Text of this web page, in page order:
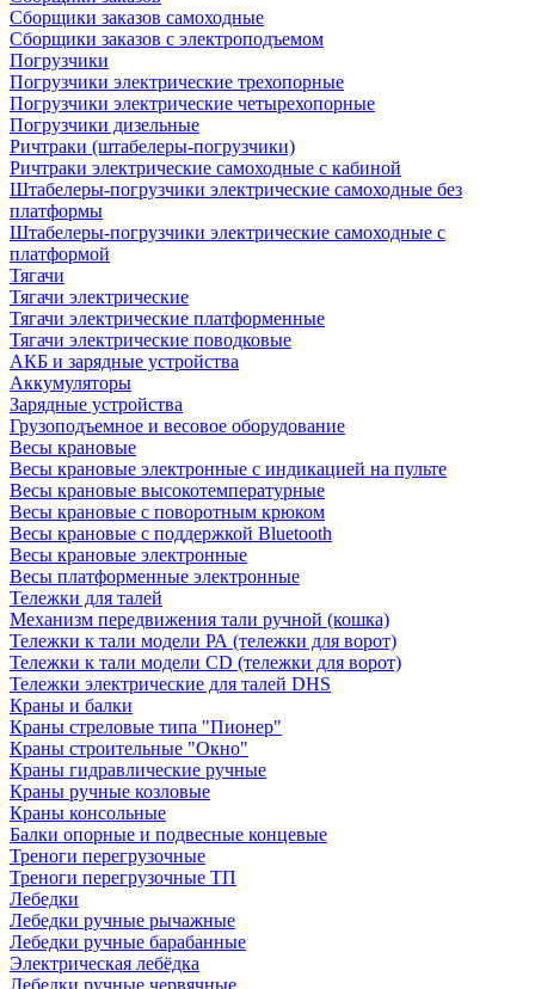
Сборщики заказов самоходные
Сборщики заказов с электроподъемом
Погрузчики
Погрузчики электрические трехопорные
Погрузчики электрические четырехопорные
Погрузчики дизельные
Ричтраки (штабелеры-погрузчики)
Ричтраки электрические самоходные с кабиной
Штабелеры-погрузчики электрические самоходные без
платформы
Штабелеры-погрузчики электрические самоходные с
платформой
Тягачи
Тягачи электрические
Тягачи электрические платформенные
Тягачи электрические поводковые
АКБ и зарядные устройства
Аккумуляторы
Зарядные устройства
Грузоподъемное и весовое оборудование
Весы крановые
Весы крановые электронные с индикацией на пульте
Весы крановые высокотемпературные
Весы крановые с поворотным крюком
Весы крановые с поддержкой Bluetooth
Весы крановые электронные
Весы платформенные электронные
Тележки для талей
Механизм передвижения тали ручной (кошка)
Тележки к тали модели РА (тележки для ворот)
Тележки к тали модели CD (тележки для ворот)
Тележки электрические для талей DHS
Краны и балки
Краны стреловые типа "Пионер"
Краны строительные "Окно"
Краны гидравлические ручные
Краны ручные козловые
Краны консольные
Балки опорные и подвесные концевые
Треноги перегрузочные
Треноги перегрузочные ТП
Лебедки
Лебедки ручные рычажные
Лебедки ручные барабанные
Электрическая лебёдка
Лебедки ручные червячные